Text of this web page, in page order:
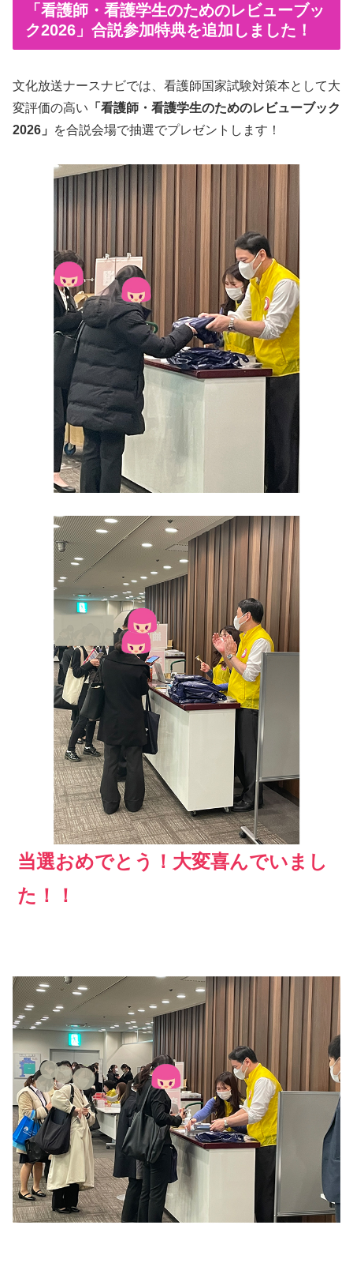
「看護師・看護学生のためのレビューブッ
ク2026」合説参加特典を追加しました！
文化放送ナースナビでは、看護師国家試験対策本として大
変評価の高い 「看護師・看護学生のためのレビューブック
2026」
を合説会場で抽選でプレゼントします！
当選おめでとう！大変喜んでいまし
た！！